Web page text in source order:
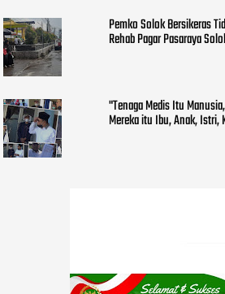
Pemko Solok Bersikeras
Rehab Pagar Pasaraya
"Tenaga Medis Itu
Mereka itu Ibu, Anak, Istri,